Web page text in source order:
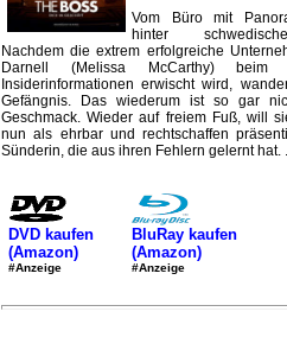
Vom Büro mit
hinter
Nachdem die extrem erfolgreiche
Darnell (Melissa McCarthy) beim
Insiderinformationen erwischt wird,
Gefängnis. Das wiederum ist so gar
Geschmack. Wieder auf freiem Fuß, will
nun als ehrbar und rechtschaffen
Sünderin, die aus ihren Fehlern gelernt hat.
DVD kaufen
(Amazon)
#Anzeige
BluRay kaufen
(Amazon)
#Anzeige